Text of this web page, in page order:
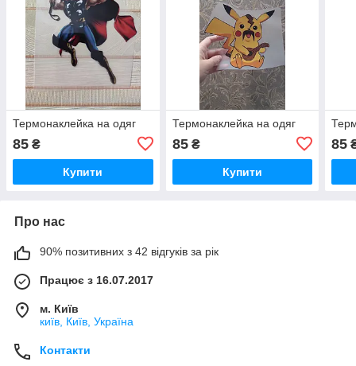
Термонаклейка на одяг
85 ₴
Купити
Термонаклейка на одяг
85₴
Купити
85
Про нас
90% позитивних з 42 відгуків за рік
Працює з 16.07.2017
м. Київ
київ, Київ, Україна
Контакти